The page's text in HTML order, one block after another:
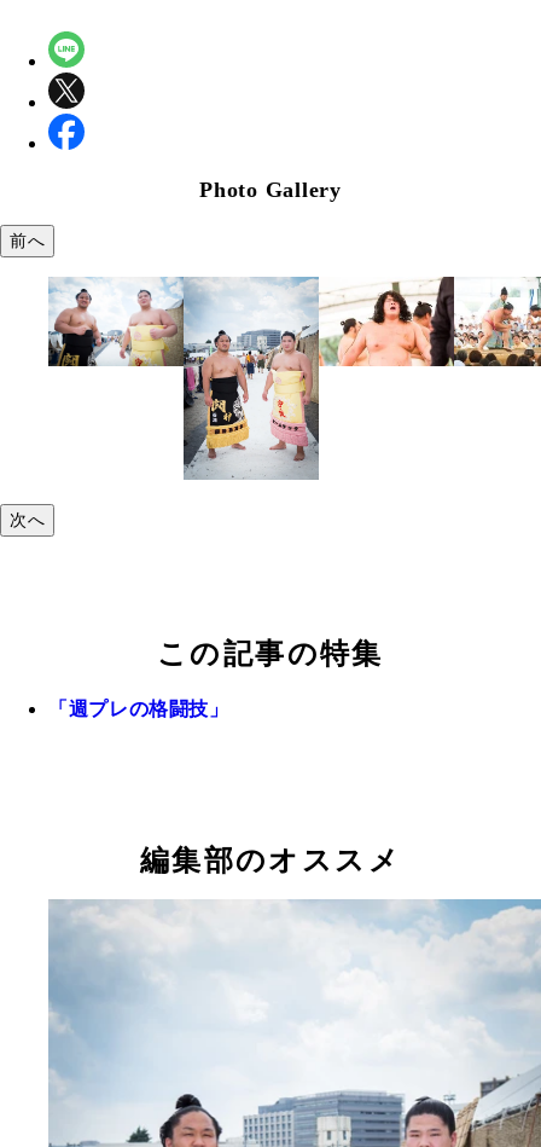
Photo Gallery
前へ
次へ
この記事の特集
「週プレの格闘技」
編集部のオススメ